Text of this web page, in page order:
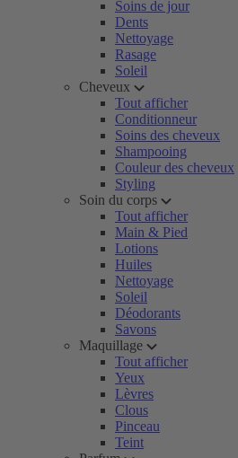
Soins de jour
Dents
Nettoyage
Rasage
Soleil
Cheveux
Tout afficher
Conditionneur
Soins des cheveux
Shampooing
Couleur des cheveux
Styling
Soin du corps
Tout afficher
Main & Pied
Lotions
Huiles
Nettoyage
Soleil
Déodorants
Savons
Maquillage
Tout afficher
Yeux
Lèvres
Clous
Pinceau
Teint